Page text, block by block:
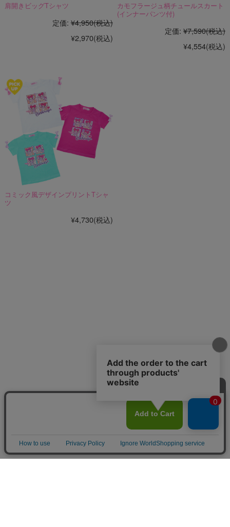
肩開きビッグTシャツ
定価: ¥4,950(税込)
¥2,970(税込)
カモフラージュ柄チュールスカート
(インナーパンツ付)
定価: ¥7,590(税込)
¥4,554(税込)
コミック風デザインプリントTシャ
ツ
¥4,730(税込)
Home Item MyPage Mail